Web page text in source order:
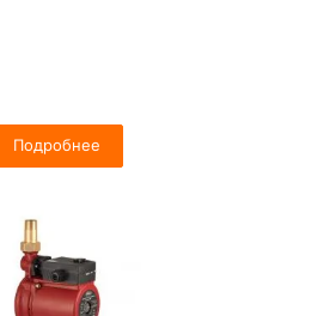
Подробнее